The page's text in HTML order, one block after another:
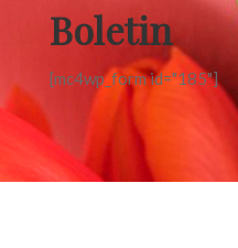
Boletin
[mc4wp_form id="185"]